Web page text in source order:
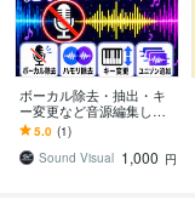
ボーカル除去・抽出・キ
ー変更など音源編集しま
す プロ歌手への提供実績
あり◎【先着5名様】は50
0円引き‼️
5.0 (1)
Sound Visual 1,000 円